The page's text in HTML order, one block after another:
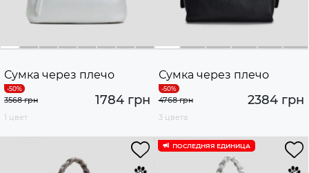
Сумка через плечо
1784 грн
3568 грн
1 цвет
Сумка через плечо
2384 грн
4768 грн
3 цвета
ПОСЛЕДНЯЯ ЕДИНИЦА